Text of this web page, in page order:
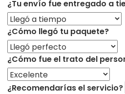
¿Tu envío fue entregado a
¿Cómo llegó tu paquete?
¿Cómo fue el trato del
¿Recomendarías el servicio?